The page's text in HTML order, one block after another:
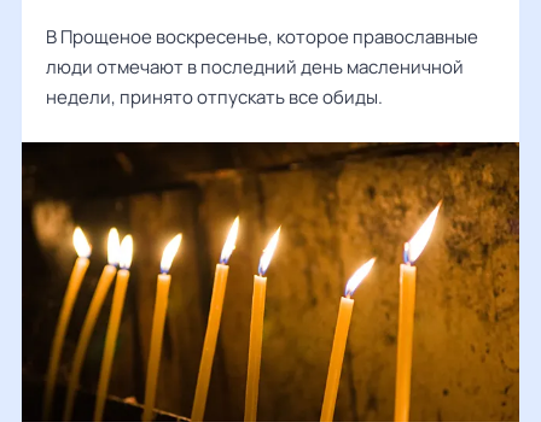
В Прощеное воскресенье, которое православные
люди отмечают в последний день масленичной
недели, принято отпускать все обиды.